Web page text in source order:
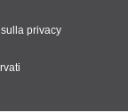
privacy